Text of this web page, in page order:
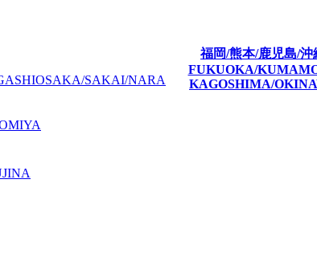
SAKAI/NARA
福岡/熊本/鹿児島/沖
FUKUOKA/
KAGOSHIMA/